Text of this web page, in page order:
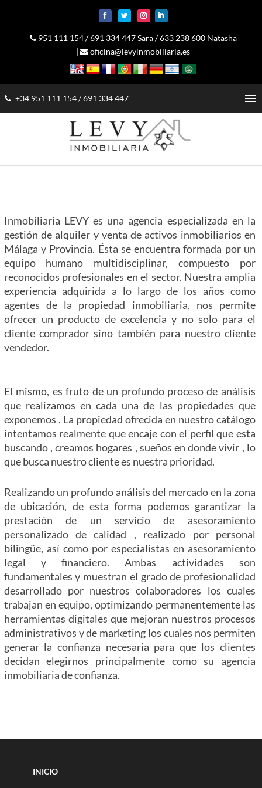
951 111 154/691 334 447 Sara/633 238 600 Natasha
|
oficina@levyinmobiliaria.es
+34 951 111 154/691 334 447 menu
Inmobiliaria LEVY es una agencia especializada en la
gestión de alquiler y venta de activos inmobiliarios en
Málaga y Provincia. Ésta se encuentra formada por un
equipo humano multidisciplinar, compuesto por
reconocidos profesionales en el sector. Nuestra amplia
experiencia adquirida a lo largo de los años como
agentes de la propiedad inmobiliaria, nos permite
ofrecer un producto de excelencia y no solo para el
cliente comprador sino también para nuestro cliente
vendedor.
El mismo, es fruto de un profundo proceso de análisis
que realizamos en cada una de las propiedades que
exponemos . La propiedad ofrecida en nuestro catálogo
intentamos realmente que encaje con el perfil que esta
buscando , creamos hogares , sueños en donde vivir , lo
que busca nuestro cliente es nuestra prioridad.
Realizando un profundo análisis del mercado en la zona
de ubicación, de esta forma podemos garantizar la
prestación de un servicio de asesoramiento
personalizado de calidad , realizado por personal
bilingüe, así como por especialistas en asesoramiento
legal y financiero. Ambas actividades son
fundamentales y muestran el grado de profesionalidad
desarrollado por nuestros colaboradores los cuales
trabajan en equipo, optimizando permanentemente las
herramientas digitales que mejoran nuestros procesos
administrativos y de marketing los cuales nos permiten
generar la confianza necesaria para que los clientes
decidan elegirnos principalmente como su agencia
inmobiliaria de confianza.
INICIO